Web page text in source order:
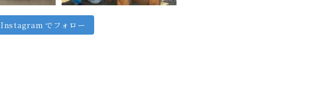
Instagram でフォロー